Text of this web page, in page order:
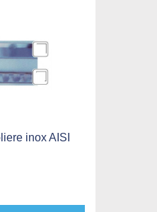
inox AISI